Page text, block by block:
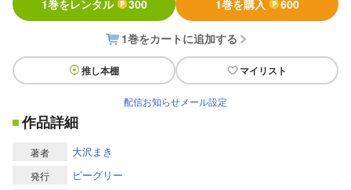
1巻をレンタル 300 1巻を購入 600
1巻をカートに追加する
推し本棚 マイリスト
配信お知らせメール設定
作品詳細
著者 大沢まき
発行 ビーグリー